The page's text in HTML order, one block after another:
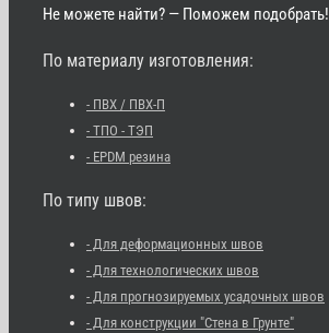
Не можете найти? — Поможем подобрать!
По материалу изготовления:
- ПВХ / ПВХ-П
- ТПО - ТЭП
- EPDM резина
По типу швов:
- Для деформационных швов
- Для технологических швов
- Для прогнозируемых усадочных швов
- Для конструкции "Стена в Грунте"